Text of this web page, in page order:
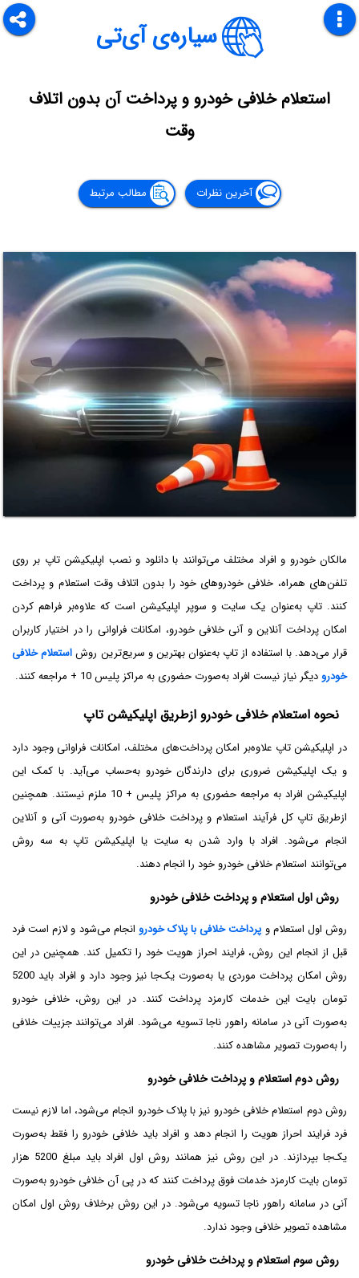
سیاره‌ی آی‌تی
استعلام خلافی خودرو و پرداخت آن بدون اتلاف
وقت
آخرین نظرات مطالب مرتبط
مالکان خودرو و افراد مختلف می‌توانند با دانلود و نصب اپلیکیشن تاپ بر روی
تلفن‌های همراه، خلافی خودروهای خود را بدون اتلاف وقت استعلام و پرداخت
کنند. تاپ به‌عنوان یک سایت و سوپر اپلیکیشن است که علاوه‌بر فراهم کردن
امکان پرداخت آنلاین و آنی خلافی خودرو، امکانات فراوانی را در اختیار کاربران
قرار می‌دهد. با استفاده از تاپ به‌عنوان بهترین و سریع‌ترین روشاستعلام خلافی
خودرودیگر نیاز نیست افراد به‌صورت حضوری به مراکز پلیس+ 10 مراجعه کنند.
نحوه استعلام خلافی خودرو از‌طریق اپلیکیشن تاپ
در اپلیکیشن تاپ علاوه‌بر امکان پرداخت‌های مختلف، امکانات فراوانی وجود دارد
و یک اپلیکیشن ضروری برای دارندگان خودرو به‌حساب می‌آید. با کمک این
اپلیکیشن افراد به مراجعه حضوری به مراکز پلیس + 10 ملزم نیستند. همچنین
از‌طریق تاپ کل فرآیند استعلام و پرداخت خلافی خودرو به‌صورت آنی و آنلاین
انجام می‌شود. افراد با وارد شدن به سایت یا اپلیکیشن تاپ به سه روش
می‌توانند استعلام خلافی خودرو خود را انجام دهند.
روش اول استعلام و پرداخت خلافی خودرو
روش اول استعلام و پرداخت خلافی با پلاک خودرو انجام می‌شود و لازم است فرد
قبل از انجام این روش، فرایند احراز هویت خود را تکمیل کند. همچنین در این
روش امکان پرداخت موردی یا به‌صورت یک‌جا نیز وجود دارد و افراد باید 5200
تومان بایت این خدمات کارمزد پرداخت کنند. در این روش، خلافی خودرو
به‌صورت آنی در سامانه راهور ناجا تسویه می‌شود. افراد می‌توانند جزییات خلافی
را به‌صورت تصویر مشاهده کنند.
روش دوم استعلام و پرداخت خلافی خودرو
روش دوم استعلام خلافی خودرو نیز با پلاک خودرو انجام می‌شود، اما لازم نیست
فرد فرایند احراز هویت را انجام دهد و افراد باید خلافی خودرو را فقط به‌صورت
یک‌جا بپردازند. در این روش نیز همانند روش اول افراد باید مبلغ 5200 هزار
تومان بایت کارمزد خدمات فوق پرداخت کنند که در پی آن خلافی خودرو به‌صورت
آنی در سامانه راهور ناجا تسویه می‌شود. در این روش برخلاف روش اول امکان
مشاهده تصویر خلافی وجود ندارد.
روش سوم استعلام و پرداخت خلافی خودرو